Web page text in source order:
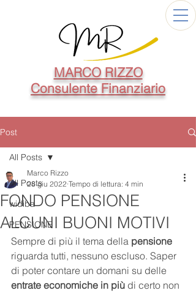
MARCO RIZZO
Consulente Finanziario
Post
All Posts
widiba
PENSIONE
All Posts
FONDO PENSIONE
ALCUNI BUONI MOTIVI
Marco Rizzo
28 giu 2022 Tempo di lettura: 4 min
Sempre di più il tema della pensione
riguarda tutti, nessuno escluso. Saper
di poter contare un domani su delle
entrate economiche in più di certo non